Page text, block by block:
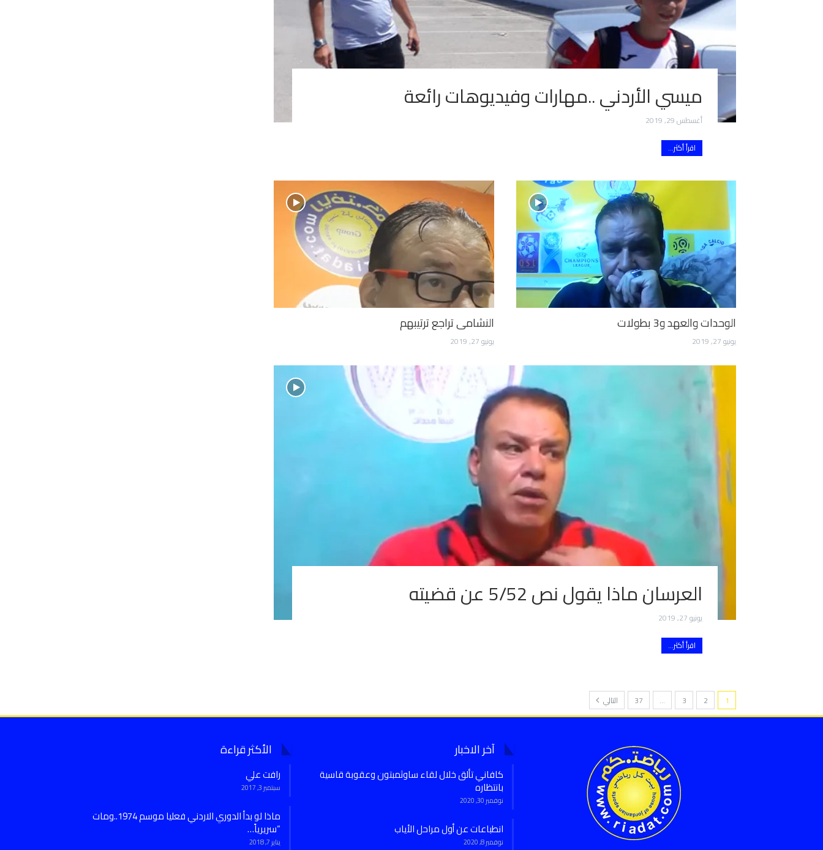
ميسي الأردني ..مهارات وفيديوهات رائعة
أغسطس 29, 2019
اقرأ أكثر...
الوحدات والعهد و3 بطولات
يونيو 27, 2019
النشامى تراجع ترتيبهم
يونيو 27, 2019
العرسان ماذا يقول نص 5/52 عن قضيته
يونيو 27, 2019
اقرأ أكثر...
1
2
3
…
37 التالي
آخر الاخبار
كافاني تألق خلال لقاء ساوثمبتون وعقوبة قاسية
بانتظاره
نوفمبر 30, 2020
انطباعات عن أول مراحل الأياب
نوفمبر 8, 2020
الأكثر قراءة
رافت علي
سبتمبر 3, 2017
ماذا لو بدأ الدوري الاردني فعليا موسم 1974..ومات
“سريرياً…
يناير 7, 2018